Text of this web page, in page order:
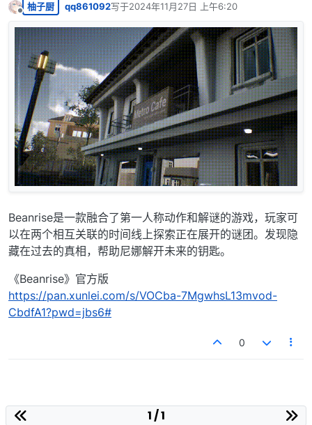
离线
柚子厨 qq861092写于2024年11月27日 上午6:20
最后由 编辑
Beanrise是一款融合了第一人称动作和解谜的游戏，玩家可
以在两个相互关联的时间线上探索正在展开的谜团。发现隐
藏在过去的真相，帮助尼娜解开未来的钥匙。
《Beanrise》官方版
https://pan.xunlei.com/s/VOCba-7MgwhsL13mvod-
CbdfA1?pwd=jbs6#
0
1 / 1